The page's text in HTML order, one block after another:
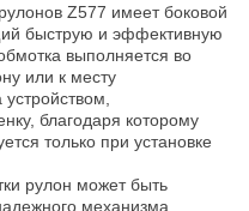
Z577 имеет боковой
быструю и эффективную
выполняется во
или к месту
благодаря которому
только при установке
рулон может быть
механизма